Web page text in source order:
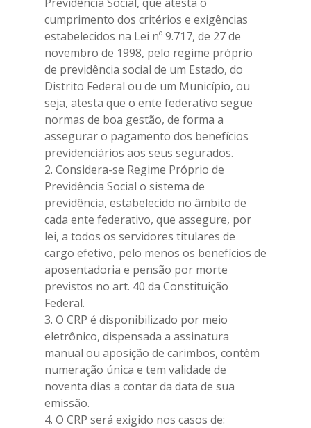
cumprimento dos critérios e exigências
estabelecidos na Lei nº 9.717, de 27 de
novembro de 1998, pelo regime próprio
de previdência social de um Estado, do
Distrito Federal ou de um Município, ou
seja, atesta que o ente federativo segue
normas de boa gestão, de forma a
assegurar o pagamento dos benefícios
previdenciários aos seus segurados.
2. Considera-se Regime Próprio de
Previdência Social o sistema de
previdência, estabelecido no âmbito de
cada ente federativo, que assegure, por
lei, a todos os servidores titulares de
cargo efetivo, pelo menos os benefícios de
aposentadoria e pensão por morte
previstos no art. 40 da Constituição
Federal.
3. O CRP é disponibilizado por meio
eletrônico, dispensada a assinatura
manual ou aposição de carimbos, contém
numeração única e tem validade de
noventa dias a contar da data de sua
emissão.
4. O CRP será exigido nos casos de: